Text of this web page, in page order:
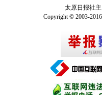
太原日报社
Copyright © 2003-